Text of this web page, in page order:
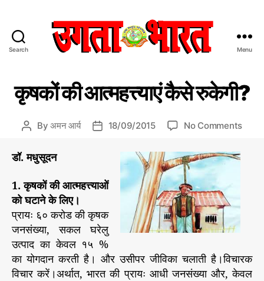
Search
ता
भा
त
हिं
दी
मा
चा
र
प
Menu
C
a
r
e
s
कृषकों की आत्महत्त्याएं कैसे रुकेगी?
P
s
u
t
h
o
r
Byअमन आर्य
P
a
e
18/09/2015 No Commentso
एं
डॉ. मधुसूदन
1. कृषकों की आत्महत्त्याओं
को घटाने के लिए।
प्रायः ६० करोड की कृषक
जनसंख्या, सकल घरेलु
उत्पाद का केवल १५ %
का योगदान करती है। और उसीपर जीविका चलाती है।विचारक
विचार करें।अर्थात, भारत की प्रायः आधी जनसंख्या और, केवल